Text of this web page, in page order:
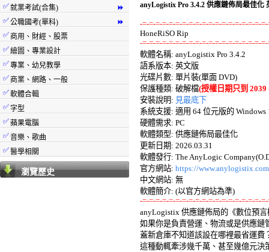
⏩
✅就業考試(合集)
⏩
✅公職國考(單科)
✅ 商用、財經、股票
✅繪圖、專業設計
✅專業、幼兒教學
✅ 商業、網路、一般
✅軟體合輯
✅字型
✅蘋果電腦
✅音樂、歌曲
✅醫學相關
瀏覽歷史
anyLogistix Pro 3.4.2 供應鏈佈局最佳化
-=-=-=-=-=-=-=-=-=-=-=-=-=-=-=-=-=-=-
-=-=-=-=-=-=-=-=-=-=-=-=-=-=-=-=-=-=-
軟體名稱: anyLogistix Pro 3.4.2
語系版本: 英文版
光碟片數: 單片裝(單面 DVD)
保護種類: 破解檔(授權日期只到 2039
安裝說明: 見最底下
系統支援: 適用 64 位元版的
硬體需求: PC
軟體類型: 供應鏈佈局最佳化
更新日期: 2026.03.31
軟體發行: The AnyLogic
官方網站: https://www.anylogistix.com
中文網站: 無
-=-=-=-=-=-=-=-=-=-=-=-=-=-=-=-=-=-=-
anyLogistix 供應鏈佈局的《數位預
如果你是負責營運、物流或是供應
蓋新倉庫不知道該設在哪裡最省運
這種動輒牽涉幾千萬、甚至幾億元